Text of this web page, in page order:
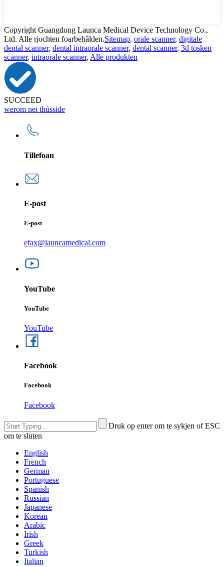
Copyright Guangdong Launca Medical Device Technology Co.,
Ltd. Alle rjochten foarbehâlden.Sitemap, orale scanner, digitale
dental scanner, dental intraorale scanner, dental scanner, 3d tosken
scanner, intraorale scanner, Alle produkten
SUCCEED
werom nei thússide
Tillefoan
E-post
E-post
efax@launcamedical.com
YouTube
YouTube
YouTube
Facebook
Facebook
Facebook
Druk op enter om te sykjen of ESC
om te sluten
English
French
German
Portuguese
Spanish
Russian
Japanese
Korean
Arabic
Irish
Greek
Turkish
Italian